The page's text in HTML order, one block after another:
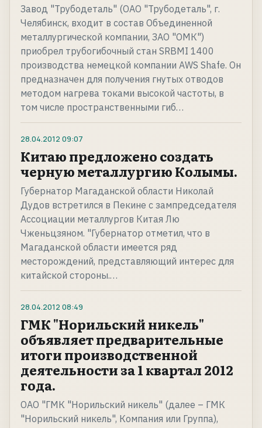
Завод "Трубодеталь" (ОАО "Трубодеталь", г.
Челябинск, входит в состав Объединенной
металлургической компании, ЗАО "ОМК")
приобрел трубогибочный стан SRBMI 1400
производства немецкой компании AWS Shafe. Он
предназначен для получения гнутых отводов
методом нагрева токами высокой частоты, в
том числе пространственными гиб…
28.04.2012 09:07
Китаю предложено создать
черную металлургию Колымы.
Губернатор Магаданской области Николай
Дудов встретился в Пекине с зампредседателя
Ассоциации металлургов Китая Лю
Чженьцзяном. "Губернатор отметил, что в
Магаданской области имеется ряд
месторождений, представляющий интерес для
китайской стороны.…
28.04.2012 08:49
ГМК "Норильский никель"
объявляет предварительные
итоги производственной
деятельности за 1 квартал 2012
года.
ОАО "ГМК "Норильский никель" (далее – ГМК
"Норильский никель", Компания или Группа),